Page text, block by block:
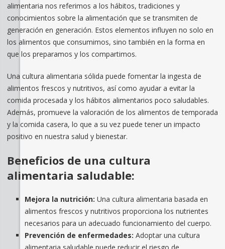
alimentaria nos referimos a los hábitos, tradiciones y
conocimientos sobre la alimentación que se transmiten de
generación en generación. Estos elementos influyen no solo en
los alimentos que consumimos, sino también en la forma en
que los preparamos y los compartimos.
Una cultura alimentaria sólida puede fomentar la ingesta de
alimentos frescos y nutritivos, así como ayudar a evitar la
comida procesada y los hábitos alimentarios poco saludables.
Además, promueve la valoración de los alimentos de temporada
y la comida casera, lo que a su vez puede tener un impacto
positivo en nuestra salud y bienestar.
Beneficios de una cultura
alimentaria saludable:
Mejora la nutrición: Una cultura alimentaria basada en
alimentos frescos y nutritivos proporciona los nutrientes
necesarios para un adecuado funcionamiento del cuerpo.
Prevención de enfermedades: Adoptar una cultura